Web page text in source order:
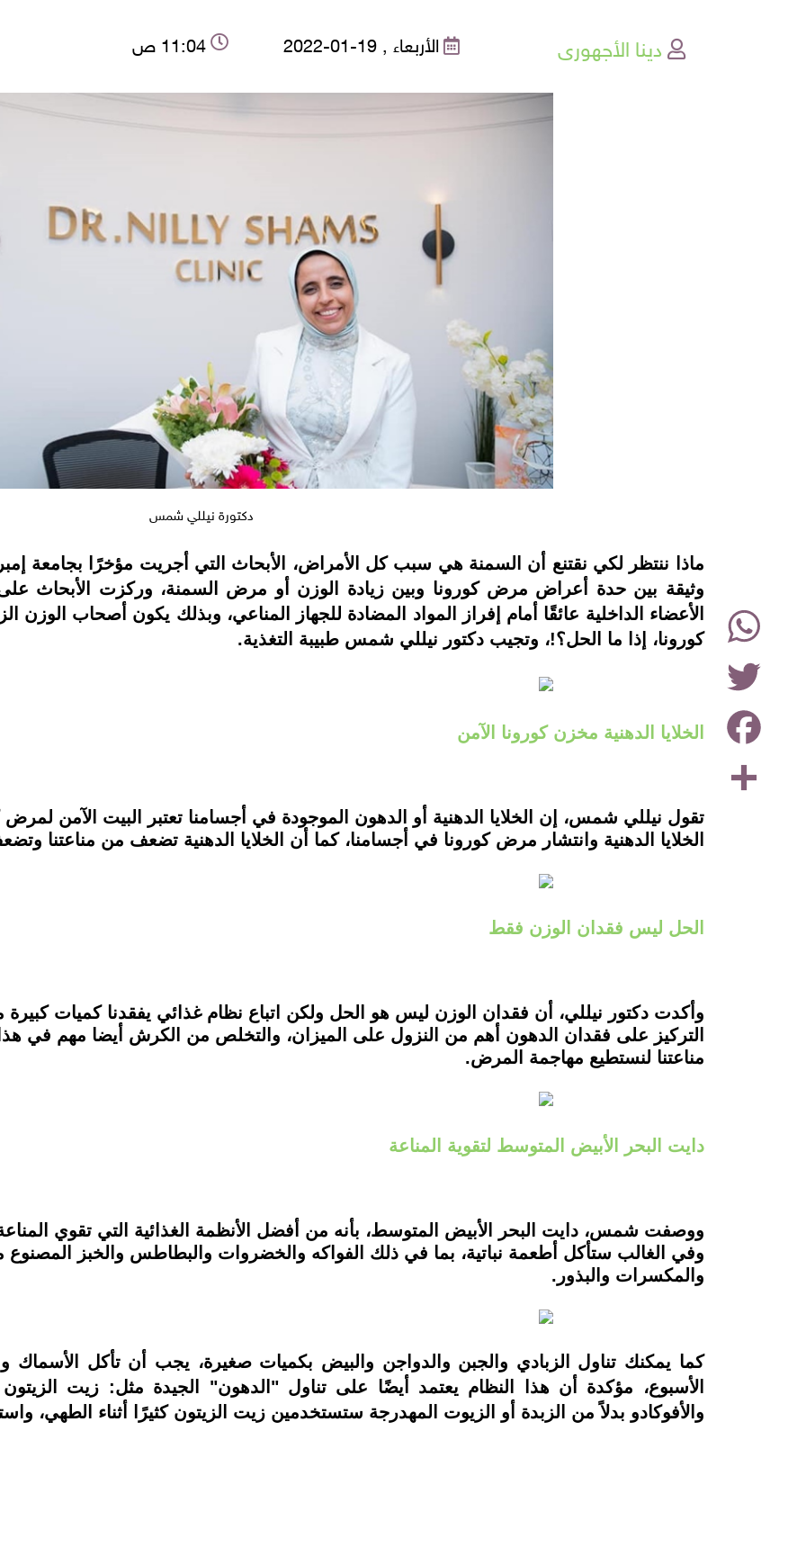
دينا الأجهورى الأربعاء , 19-01-2022 11:04 ص
دكتورة نيللي شمس
Share
Facebook
Twitter
WhatsApp
instagramماذا ننتظر لكي نقتنع أن السمنة هي سبب كل الأمراض، الأبحاث التي أجريت مؤخرًا بجامعة
وثيقة بين حدة أعراض مرض كورونا وبين زيادة الوزن أو مرض السمنة، وركزت الأبحاث على
الأعضاء الداخلية عائقًا أمام إفراز المواد المضادة للجهاز المناعي، وبذلك يكون أصحاب
كورونا، إذا ما الحل؟!، وتجيب دكتور نيللي شمس طبيبة التغذية.
الخلايا الدهنية مخزن كورونا الآمن
تقول نيللي شمس، إن الخلايا الدهنية أو الدهون الموجودة في أجسامنا تعتبر البيت الآمن لمرض
الخلايا الدهنية وانتشار مرض كورونا في أجسامنا، كما أن الخلايا الدهنية تضعف من
الحل ليس فقدان الوزن فقط
وأكدت دكتور نيللي، أن فقدان الوزن ليس هو الحل ولكن اتباع نظام غذائي يفقدنا كميات
التركيز على فقدان الدهون أهم من النزول على الميزان، والتخلص من الكرش أيضا مهم في
مناعتنا لنستطيع مهاجمة المرض.
دايت البحر الأبيض المتوسط لتقوية المناعة
وفي الغالب ستأكل أطعمة نباتية، بما في ذلك الفواكه والخضروات والبطاطس والخبز المصنوع
والمكسرات والبذور.
كما يمكنك تناول الزبادي والجبن والدواجن والبيض بكميات صغيرة، يجب أن تأكل الأسماك
الأسبوع، مؤكدة أن هذا النظام يعتمد أيضًا على تناول "الدهون" الجيدة مثل: زيت
والأفوكادو بدلاً من الزبدة أو الزيوت المهدرجة ستستخدمين زيت الزيتون كثيرًا أثناء الطهي،